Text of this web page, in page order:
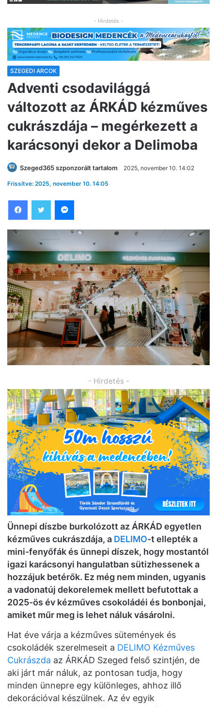
- Hirdetés -
SZEGEDI ARCOK
Adventi csodavilággá
változott az ÁRKÁD kézműves
cukrászdája – megérkezett a
karácsonyi dekor a Delimoba
Szeged365 szponzorált tartalom 2025, november 10. 14:02
Frissítve: 2025, november 10. 14:05
- Hirdetés -
Ünnepi díszbe burkolózott az ÁRKÁD egyetlen
kézműves cukrászdája, a DELIMO-t ellepték a
mini-fenyőfák és ünnepi díszek, hogy mostantól
igazi karácsonyi hangulatban sütizhessenek a
hozzájuk betérők. Ez még nem minden, ugyanis
a vadonatúj dekorelemek mellett befutottak a
2025-ös év kézműves csokoládéi és bonbonjai,
amiket műr meg is lehet náluk vásárolni.
Hat éve várja a kézműves sütemények és
csokoládék szerelmeseit a DELIMO Kézműves
Cukrászda az ÁRKÁD Szeged felső szintjén, de
aki járt már náluk, az pontosan tudja, hogy
minden ünnepre egy különleges, ahhoz illő
dekorációval készülnek. Az év egyik